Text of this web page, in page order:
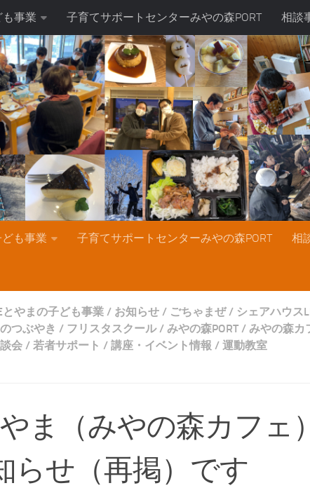
も事業 子育てサポートセンターみやの森PORT 相談
も事業 子育てサポートセンターみやの森PORT 相
とやまの子ども事業 / お知らせ / ごちゃまぜ / シェアハウス
つぶやき / フリスタスクール / みやの森PORT / みやの森カ
会 / 若者サポート / 講座・イベント情報 / 運動教室
ま（みやの森カフェ
らせ（再掲）です